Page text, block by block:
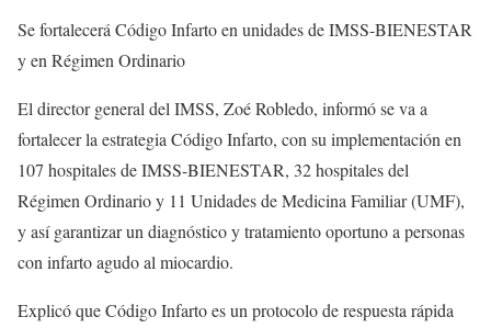
Se fortalecerá Código Infarto en unidades de IMSS-BIENESTAR
y en Régimen Ordinario
El director general del IMSS, Zoé Robledo, informó se va a
fortalecer la estrategia Código Infarto, con su implementación en
107 hospitales de IMSS-BIENESTAR, 32 hospitales del
Régimen Ordinario y 11 Unidades de Medicina Familiar (UMF),
y así garantizar un diagnóstico y tratamiento oportuno a personas
con infarto agudo al miocardio.
Explicó que Código Infarto es un protocolo de respuesta rápida